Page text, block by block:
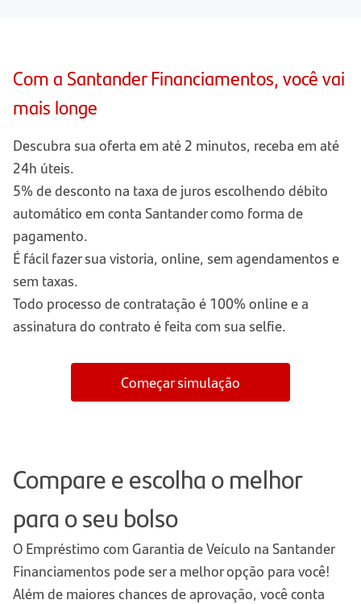
Com a Santander Financiamentos, você vai
mais longe
Descubra sua oferta em até 2 minutos, receba em até
24h úteis.
5% de desconto na taxa de juros escolhendo débito
automático em conta Santander como forma de
pagamento.
É fácil fazer sua vistoria, online, sem agendamentos e
sem taxas.
Todo processo de contratação é 100% online e a
assinatura do contrato é feita com sua selfie.
Começar simulação
Compare e escolha o melhor
para o seu bolso
O Empréstimo com Garantia de Veículo na Santander
Financiamentos pode ser a melhor opção para você!
Além de maiores chances de aprovação, você conta